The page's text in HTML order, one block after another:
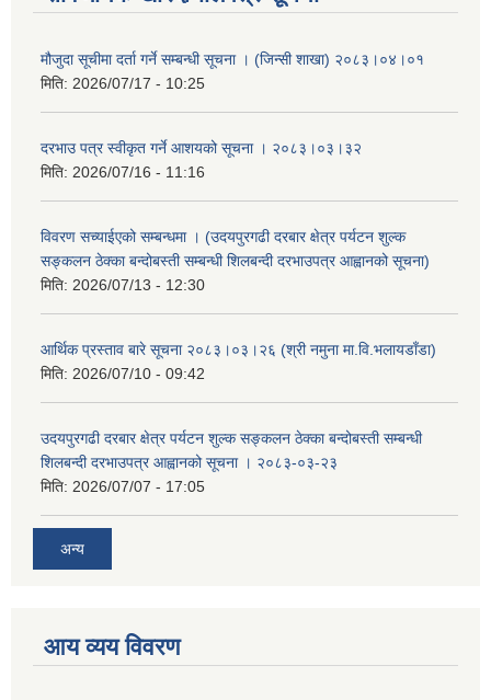
मौजुदा सूचीमा दर्ता गर्ने सम्बन्धी सूचना । (जिन्सी शाखा) २०८३।०४।०१
मिति: 2026/07/17 - 10:25
दरभाउ पत्र स्वीकृत गर्ने आशयको सूचना । २०८३।०३।३२
मिति: 2026/07/16 - 11:16
विवरण सच्याईएको सम्बन्धमा । (उदयपुरगढी दरबार क्षेत्र पर्यटन शुल्क
सङ्कलन ठेक्का बन्दोबस्ती सम्बन्धी शिलबन्दी दरभाउपत्र आह्वानको सूचना)
मिति: 2026/07/13 - 12:30
आर्थिक प्रस्ताव बारे सूचना २०८३।०३।२६ (श्री नमुना मा.वि.भलायडाँडा)
मिति: 2026/07/10 - 09:42
उदयपुरगढी दरबार क्षेत्र पर्यटन शुल्क सङ्कलन ठेक्का बन्दोबस्ती सम्बन्धी
शिलबन्दी दरभाउपत्र आह्वानको सूचना । २०८३-०३-२३
मिति: 2026/07/07 - 17:05
अन्य
आय व्यय विवरण